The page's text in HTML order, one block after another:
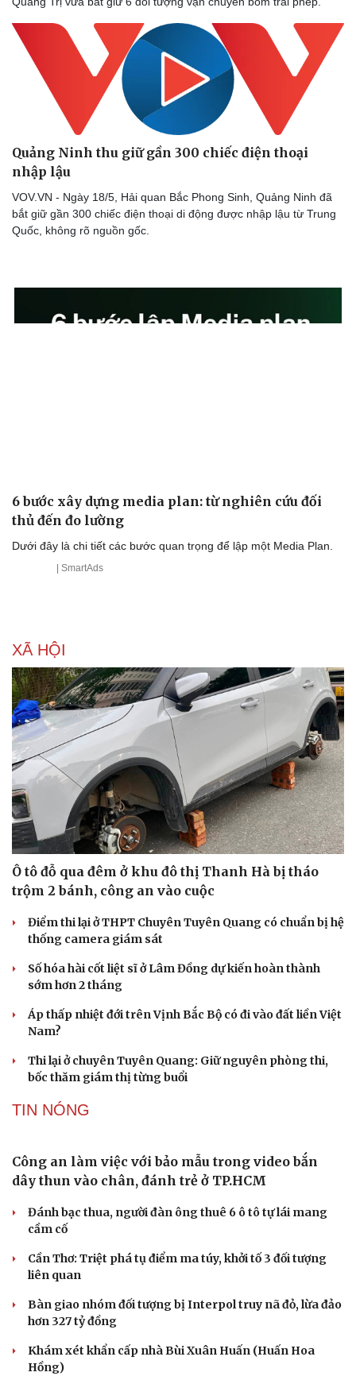
Văn hóa
Sân khấu - Điện ảnh
Văn học
Âm nhạc
Giải trí
Thời trang
Du lịch
Tư vấn
check-in
Podcast
Cửa sổ tình yêu
Quảng Ninh thu giữ gần 300 chiếc điện thoại
nhập lậu
VOV.VN - Ngày 18/5, Hải quan Bắc Phong Sinh, Quảng Ninh đã
bắt giữ gần 300 chiếc điện thoại di động được nhập lậu từ Trung
Quốc, không rõ nguồn gốc.
6 bước xây dựng media plan: từ nghiên cứu đối
thủ đến đo lường
Dưới đây là chi tiết các bước quan trọng để lập một Media Plan.
| SmartAds
XÃ HỘI
Ô tô đỗ qua đêm ở khu đô thị Thanh Hà bị tháo
trộm 2 bánh, công an vào cuộc
Điểm thi lại ở THPT Chuyên Tuyên Quang có chuẩn bị hệ
thống camera giám sát
Số hóa hài cốt liệt sĩ ở Lâm Đồng dự kiến hoàn thành
sớm hơn 2 tháng
Áp thấp nhiệt đới trên Vịnh Bắc Bộ có đi vào đất liền Việt
Nam?
Thi lại ở chuyên Tuyên Quang: Giữ nguyên phòng thi,
bốc thăm giám thị từng buổi
TIN NÓNG
Công an làm việc với bảo mẫu trong video bắn
dây thun vào chân, đánh trẻ ở TP.HCM
Đánh bạc thua, người đàn ông thuê 6 ô tô tự lái mang
cầm cố
Cần Thơ: Triệt phá tụ điểm ma túy, khởi tố 3 đối tượng
liên quan
Bàn giao nhóm đối tượng bị Interpol truy nã đỏ, lừa đảo
hơn 327 tỷ đồng
Khám xét khẩn cấp nhà Bùi Xuân Huấn (Huấn Hoa
Hồng)